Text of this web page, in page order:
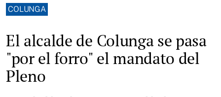
COLUNGA
El alcalde de Colunga se pasa
"por el forro" el mandato del
Pleno